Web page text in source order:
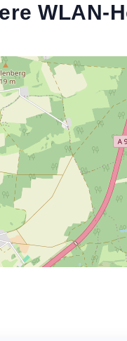
WLAN-